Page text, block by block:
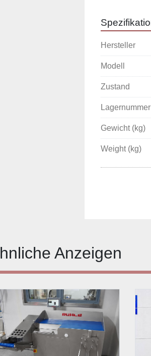
Hersteller
Modell
Zustand
Lagernummer
Gewicht (kg)
Weight (kg)
Ähnliche Anzeigen